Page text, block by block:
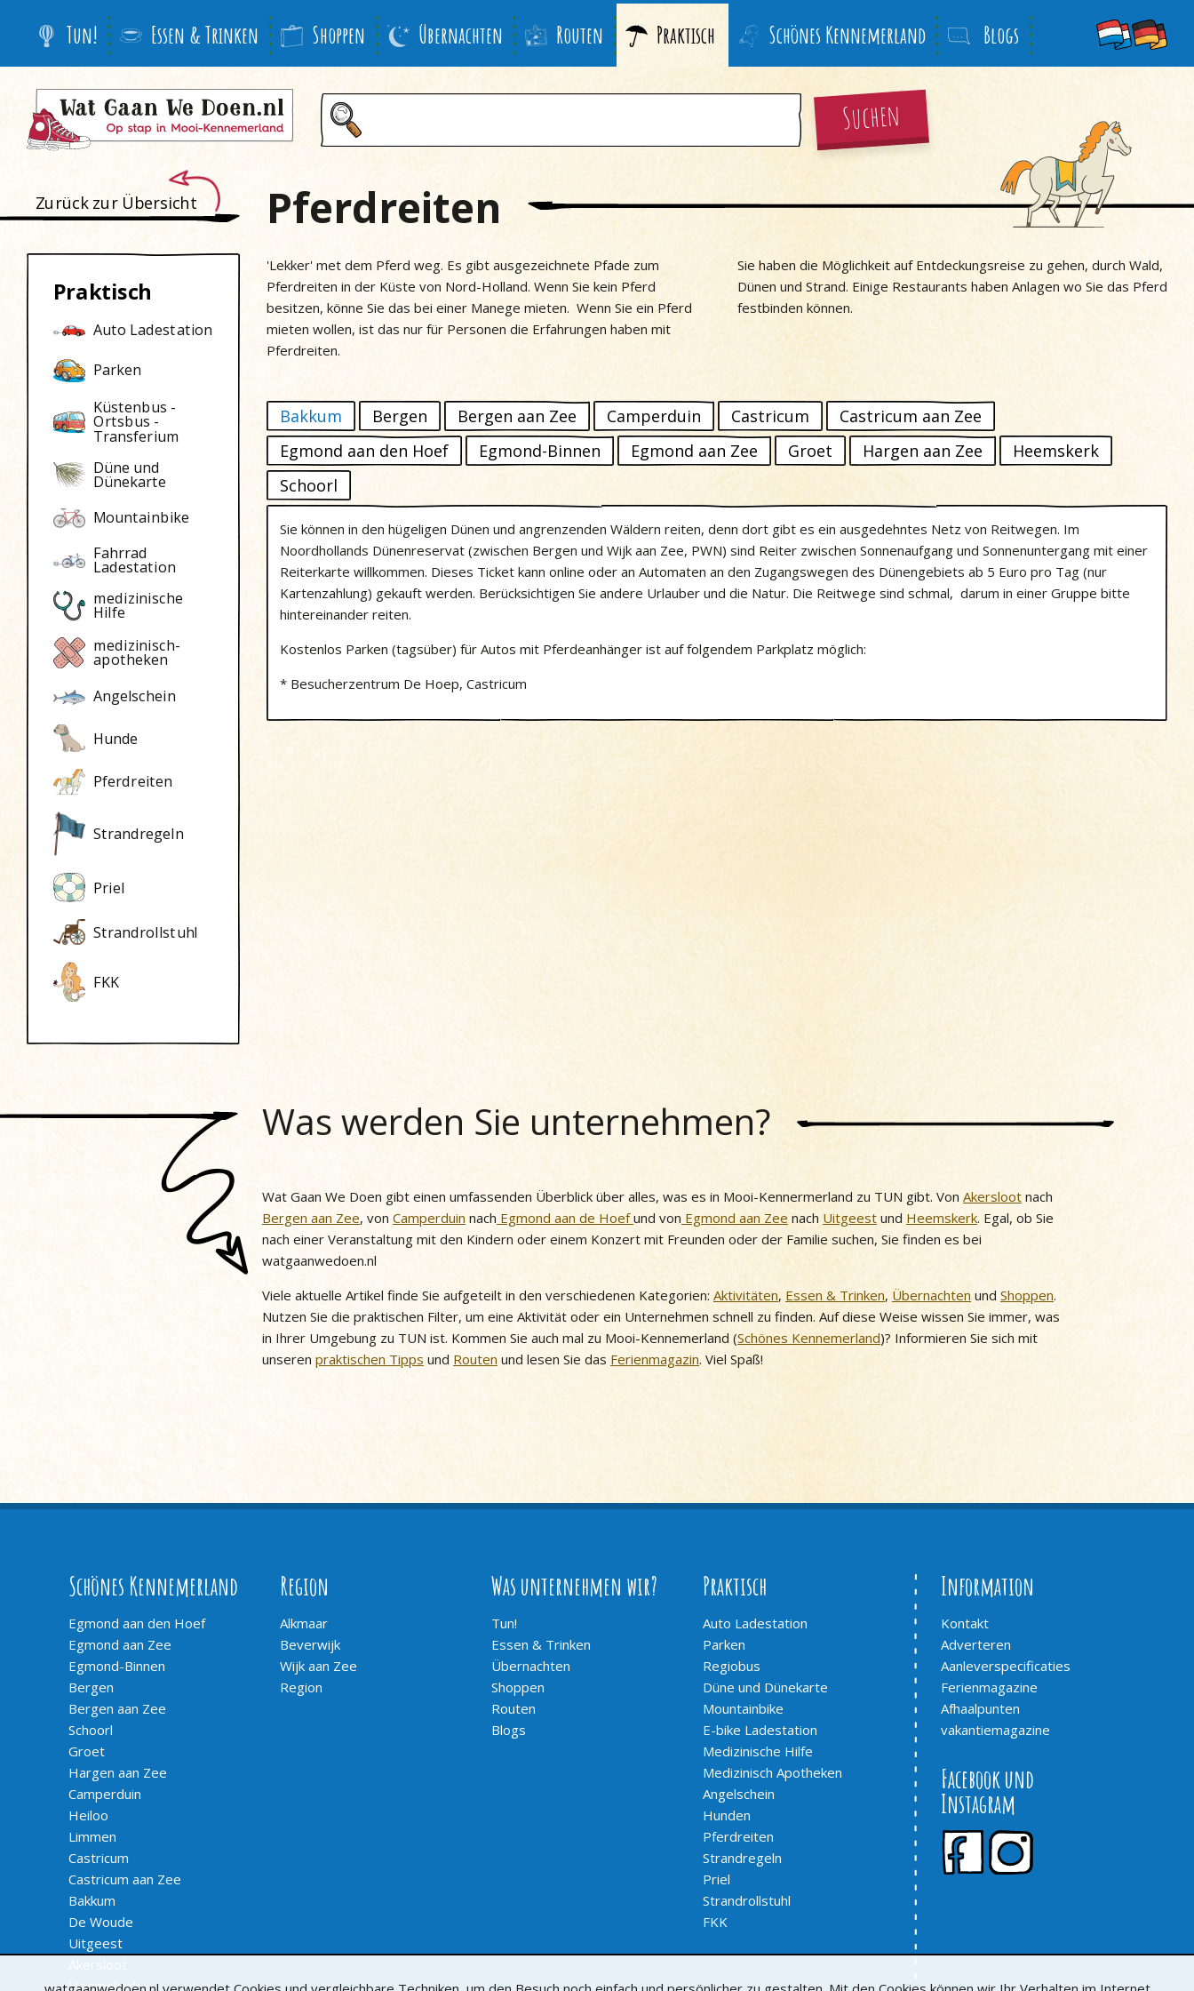
Tun! Essen & Trinken Shoppen Übernachten Routen Praktisch Schönes Kennemerland Blogs
Suchen
Zurück zur Übersicht
Praktisch
Auto Ladestation
Parken
Küstenbus -
Ortsbus -
Transferium
Düne und
Dünekarte
Mountainbike
Fahrrad
Ladestation
medizinische
Hilfe
medizinisch-
apotheken
Angelschein
Hunde
Pferdreiten
Strandregeln
Priel
Strandrollstuhl
FKK
Pferdreiten
'Lekker' met dem Pferd weg. Es gibt ausgezeichnete Pfade zum
Pferdreiten in der Küste von Nord-Holland. Wenn Sie kein Pferd
besitzen, könne Sie das bei einer Manege mieten. Wenn Sie ein Pferd
mieten wollen, ist das nur für Personen die Erfahrungen haben mit
Pferdreiten.
Sie haben die Möglichkeit auf Entdeckungsreise zu gehen, durch Wald,
Dünen und Strand. Einige Restaurants haben Anlagen wo Sie das Pferd
festbinden können.
Bakkum Bergen Bergen aan Zee Camperduin Castricum
Castricum aan Zee
Egmond aan den Hoef
Egmond-Binnen Egmond aan Zee Groet Hargen aan Zee
Heemskerk
Schoorl
Sie können in den hügeligen Dünen und angrenzenden Wäldern reiten, denn dort gibt es ein ausgedehntes Netz von Reitwegen. Im
Noordhollands Dünenreservat (zwischen Bergen und Wijk aan Zee, PWN) sind Reiter zwischen Sonnenaufgang und Sonnenuntergang mit einer
Reiterkarte willkommen. Dieses Ticket kann online oder an Automaten an den Zugangswegen des Dünengebiets ab 5 Euro pro Tag (nur
Kartenzahlung) gekauft werden. Berücksichtigen Sie andere Urlauber und die Natur. Die Reitwege sind schmal, darum in einer Gruppe bitte
hintereinander reiten.
Kostenlos Parken (tagsüber) für Autos mit Pferdeanhänger ist auf folgendem Parkplatz möglich:
* Besucherzentrum De Hoep, Castricum
Was werden Sie unternehmen?
Wat Gaan We Doen gibt einen umfassenden Überblick über alles, was es in Mooi-Kennermerland zu TUN gibt. Von Akersloot nach
Bergen aan Zee, von Camperduin nach Egmond aan de Hoefund von Egmond aan Zee nach Uitgeest und Heemskerk. Egal, ob Sie
nach einer Veranstaltung mit den Kindern oder einem Konzert mit Freunden oder der Familie suchen, Sie finden es bei
watgaanwedoen.nl
Viele aktuelle Artikel finde Sie aufgeteilt in den verschiedenen Kategorien: Aktivitäten, Essen & Trinken, Übernachtenund Shoppen.
Nutzen Sie die praktischen Filter, um eine Aktivität oder ein Unternehmen schnell zu finden. Auf diese Weise wissen Sie immer, was
in Ihrer Umgebung zu TUN ist. Kommen Sie auch mal zu Mooi-Kennemerland (Schönes Kennemerland)? Informieren Sie sich mit
unseren praktischen Tipps und Routen und lesen Sie das Ferienmagazin. Viel Spaß!
Schönes Kennemerland
Egmond aan den Hoef
Egmond aan Zee
Egmond-Binnen
Bergen
Bergen aan Zee
Schoorl
Groet
Hargen aan Zee
Camperduin
Heiloo
Limmen
Castricum
Castricum aan Zee
Bakkum
De Woude
Uitgeest
Akersloot
Heemskerk
Region
Alkmaar
Beverwijk
Wijk aan Zee
Region
Was unternehmen wir?
Tun!
Essen & Trinken
Übernachten
Shoppen
Routen
Blogs
Praktisch
Auto Ladestation
Parken
Regiobus
Düne und Dünekarte
Mountainbike
E-bike Ladestation
Medizinische Hilfe
Medizinisch Apotheken
Angelschein
Hunden
Pferdreiten
Strandregeln
Priel
Strandrollstuhl
FKK
Information
Kontakt
Adverteren
Aanleverspecificaties
Ferienmagazine
Afhaalpunten
vakantiemagazine
Facebook und
Instagram